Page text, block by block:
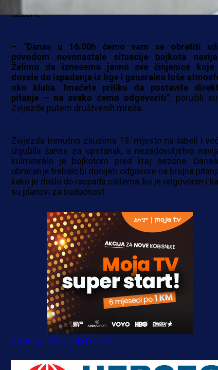
sezone.
– "Danas u 16:00h ćemo vam se obratiti
povodom novonastale situacije bojkota
Želimo da iznesemo javno sve činjenice koje
dovele do ispadanja iz lige i generalno loše
oko kluba. Imaćete priliku da postavite
pitanje – na svako ćemo odgovoriti", poručili
Zvijezde putem društvenih mreža.
Zvijezda trenutno zauzima 13. mjesto na tabeli i
izgubila šanse za opstanak, a nezadovoljstvo
kulminiralo je bojkotom pred kraj sezone.
obraćanje trebalo bi donijeti odgovore na brojna
kako je došlo do raspada sistema, ko je odgovoran i
su planovi za budućnost.
#Niže lige #Zvijezda Gradačac